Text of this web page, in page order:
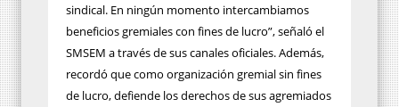
sindical. En ningún momento intercambiamos
beneficios gremiales con fines de lucro”, señaló el
SMSEM a través de sus canales oficiales. Además,
recordó que como organización gremial sin fines
de lucro, defiende los derechos de sus agremiados